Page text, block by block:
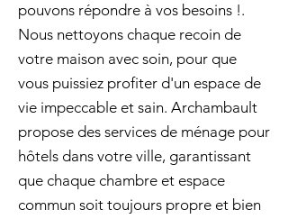
pouvons répondre à vos besoins !.
Nous nettoyons chaque recoin de
votre maison avec soin, pour que
vous puissiez profiter d'un espace de
vie impeccable et sain. Archambault
propose des services de ménage pour
hôtels dans votre ville, garantissant
que chaque chambre et espace
commun soit toujours propre et bien